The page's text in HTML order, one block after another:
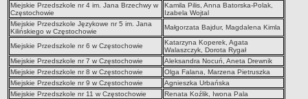
Specjalny Ośrodek nr 5
BURSA MIEJSKA
Dane podstawowe
Statut
Majątek
Godziny dyżurów
Miejskie Przedszkole nr 4 im. Jana Brzechwy w
Częstochowie
Kamila Pilis, Anna Batorska-Polak,
Izabela Wojtal
Miejskie Przedszkole Językowe nr 5 im. Jana
Kilińskiego w Częstochowie
Małgorzata Bajdur, Magdalena Kimla
Miejskie Przedszkole nr 6 w Częstochowie
Katarzyna Koperek, Agata
Walaszczyk, Dorota Rygał
Miejskie Przedszkole nr 7 w Częstochowie
Aleksandra Nocuń, Aneta Drewnik
Miejskie Przedszkole nr 8 w Częstochowie
Olga Falana, Marzena Pietruszka
Miejskie Przedszkole nr 9 w Częstochowie
Agnieszka Urbańska
Miejskie Przedszkole nr 11 w Częstochowie
Renata Koźlik, Iwona Pala